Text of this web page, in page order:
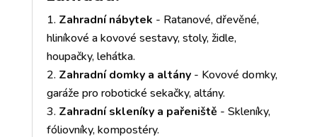
Zahradní nábytek - Ratanové, dřevěné,
hliníkové a kovové sestavy, stoly, židle,
houpačky, lehátka.
Zahradní domky a altány- Kovové domky,
garáže pro robotické sekačky, altány.
Zahradní skleníky a pařeniště - Skleníky,
fóliovníky, kompostéry.